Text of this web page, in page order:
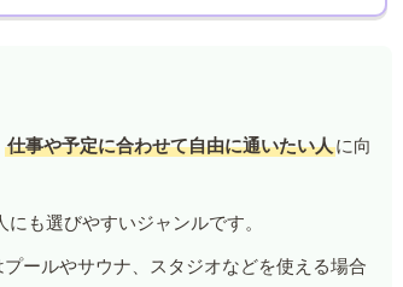
仕事や予定に合わせて自由に通いたい人に向
にも選びやすいジャンルです。
ールやサウナ、スタジオなどを使える場合